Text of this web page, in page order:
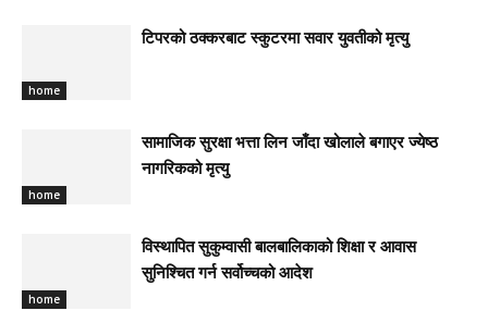
home
टिपरको ठक्करबाट स्कुटरमा सवार युवतीको मृत्यु
home
सामाजिक सुरक्षा भत्ता लिन जाँदा खोलाले बगाएर ज्येष्ठ
नागरिकको मृत्यु
home
विस्थापित सुकुम्वासी बालबालिकाको शिक्षा र आवास
सुनिश्चित गर्न सर्वोच्चको आदेश